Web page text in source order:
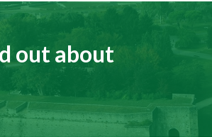
out about